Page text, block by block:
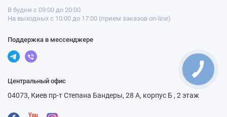
В будни с 09:00 до 20:00
На выходных с 10:00 до 17:00 (прием заказов on-line)
Поддержка в мессенджере
Центральный офис
04073, Киев пр-т Степана Бандеры, 28 А, корпус Б , 2 этаж